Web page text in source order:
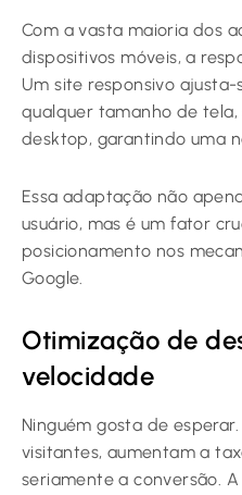
Com a vasta maioria dos
dispositivos móveis, a
Um site responsivo
qualquer tamanho de
desktop, garantindo uma
Essa adaptação não
usuário, mas é um fator
posicionamento nos
Google.
Otimização de
velocidade
Ninguém gosta de
visitantes, aumentam a
seriamente a conversão.